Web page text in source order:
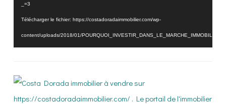
_=3
Télécharger le fichier: https://costadoradaimmobilier.com/wp-
content/uploads/2018/01/